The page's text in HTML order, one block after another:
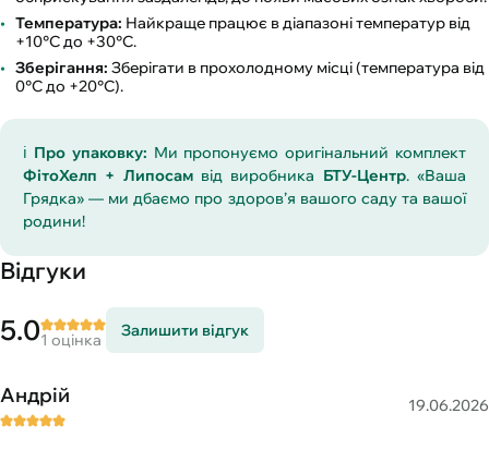
Температура: Найкраще працює в діапазоні температур від
+10°C до +30°C.
Зберігання: Зберігати в прохолодному місці (температура від
0°C до +20°C).
ℹ️ Про упаковку: Ми пропонуємо оригінальний комплект
ФітоХелп + Липосамвід виробника БТУ-Центр. «Ваша
Грядка» — ми дбаємо про здоров’я вашого саду та вашої
родини!
Відгуки
5.01 оцінка
Залишити відгук
Андрій 19.06.2026